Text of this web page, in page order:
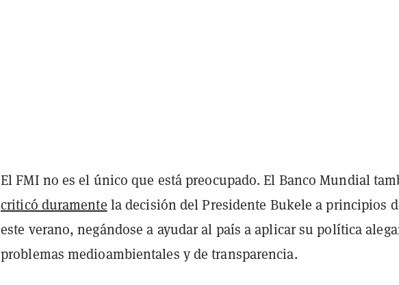
El FMI no es el único que está preocupado. El Banco Mundial
criticó duramente la decisión del Presidente Bukele a principios
este verano, negándose a ayudar al país a aplicar su política
problemas medioambientales y de transparencia.